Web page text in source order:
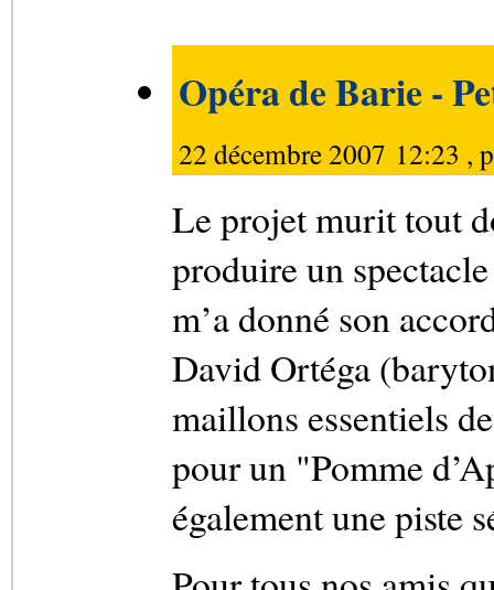
Opéra de Barie -
22 décembre 2007 12:23 ,
Le projet murit tout
produire un
m’a donné son
David Ortéga
maillons essentiels
pour un "Pomme
également une piste